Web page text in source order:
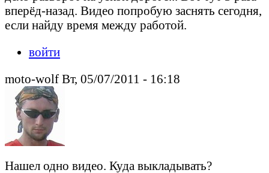
вперёд-назад. Видео попробую заснять сегодня,
если найду время между работой.
войти
moto-wolf Вт, 05/07/2011 - 16:18
Нашел одно видео. Куда выкладывать?